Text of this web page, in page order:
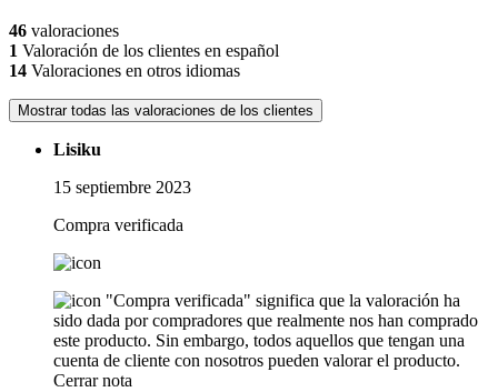
46 valoraciones
1 Valoración de los clientes en español
14 Valoraciones en otros idiomas
Mostrar todas las valoraciones de los clientes
Lisiku
15 septiembre 2023
Compra verificada
"Compra verificada" significa que la valoración ha
sido dada por compradores que realmente nos han comprado
este producto. Sin embargo, todos aquellos que tengan una
cuenta de cliente con nosotros pueden valorar el producto.
Cerrar nota